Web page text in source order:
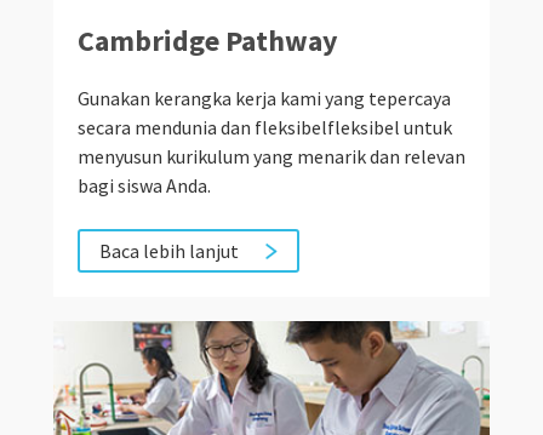
Cambridge Pathway
Gunakan kerangka kerja kami yang tepercaya
secara mendunia dan fleksibelfleksibel untuk
menyusun kurikulum yang menarik dan relevan
bagi siswa Anda.
Baca lebih lanjut